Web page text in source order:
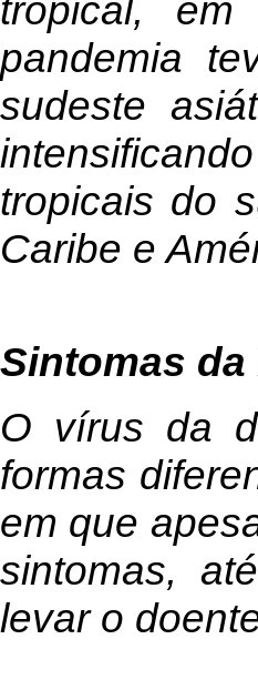
tropical,
pandemia
sudeste
tropicais do
Caribe e
Sintomas da
O vírus da
formas
em que
sintomas,
levar o